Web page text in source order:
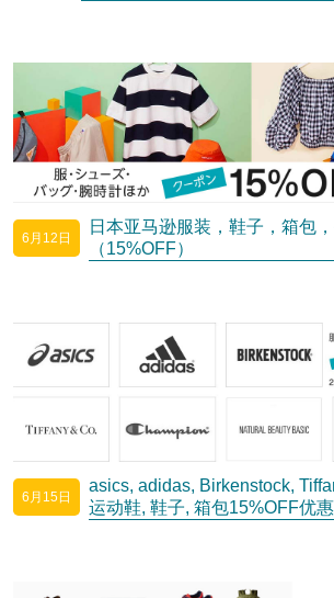
6月12日
日本亚马逊服装，鞋子，箱包
（15%OFF）
6月15日
asics, adidas, Birkenstock,
运动鞋, 鞋子, 箱包15%OFF优